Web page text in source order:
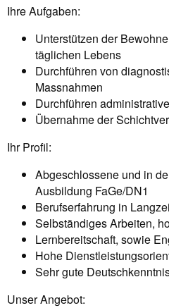
Ihre Aufgaben:
Unterstützen der
täglichen Lebens
Durchführen von
Massnahmen
Durchführen
Übernahme der
Ihr Profil:
Abgeschlossene und in
Ausbildung FaGe/DN1
Berufserfahrung in
Selbständiges Arbeiten,
Lernbereitschaft, sowie
Hohe
Sehr gute
Unser Angebot: